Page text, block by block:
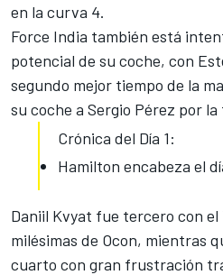
en la curva 4.
Force India también está
potencial de su coche, con
segundo mejor tiempo de la
su coche a Sergio Pérez por la
Crónica del Día 1:
Hamilton encabeza el
Daniil Kvyat fue tercero con el
milésimas de Ocon, mientras
cuarto con gran frustración